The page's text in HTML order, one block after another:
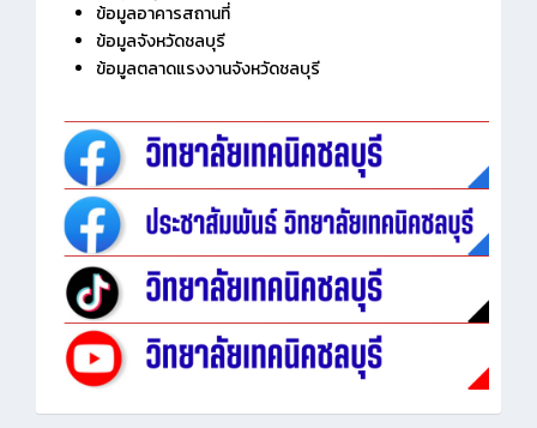
ข้อมูลอาคารสถานที่
ข้อมูลจังหวัดชลบุรี
ข้อมูลตลาดแรงงานจังหวัดชลบุรี